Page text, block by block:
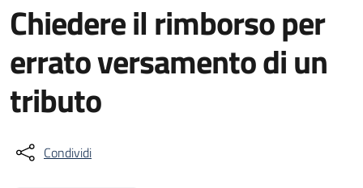
Chiedere il rimborso per
errato versamento di un
tributo
Condividi